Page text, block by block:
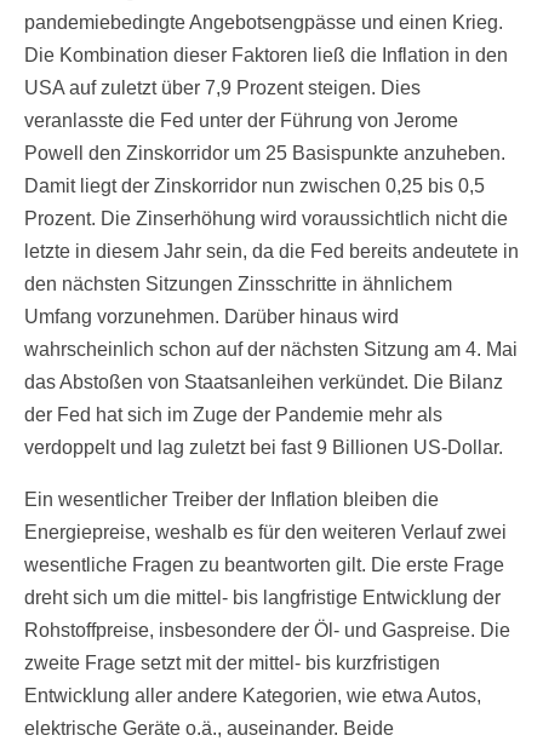
pandemiebedingte Angebotsengpässe und einen Krieg.
Die Kombination dieser Faktoren ließ die Inflation in den
USA auf zuletzt über 7,9 Prozent steigen. Dies
veranlasste die Fed unter der Führung von Jerome
Powell den Zinskorridor um 25 Basispunkte anzuheben.
Damit liegt der Zinskorridor nun zwischen 0,25 bis 0,5
Prozent. Die Zinserhöhung wird voraussichtlich nicht die
letzte in diesem Jahr sein, da die Fed bereits andeutete in
den nächsten Sitzungen Zinsschritte in ähnlichem
Umfang vorzunehmen. Darüber hinaus wird
wahrscheinlich schon auf der nächsten Sitzung am 4. Mai
das Abstoßen von Staatsanleihen verkündet. Die Bilanz
der Fed hat sich im Zuge der Pandemie mehr als
verdoppelt und lag zuletzt bei fast 9 Billionen US-Dollar.
Ein wesentlicher Treiber der Inflation bleiben die
Energiepreise, weshalb es für den weiteren Verlauf zwei
wesentliche Fragen zu beantworten gilt. Die erste Frage
dreht sich um die mittel- bis langfristige Entwicklung der
Rohstoffpreise, insbesondere der Öl- und Gaspreise. Die
zweite Frage setzt mit der mittel- bis kurzfristigen
Entwicklung aller andere Kategorien, wie etwa Autos,
elektrische Geräte o.ä., auseinander. Beide